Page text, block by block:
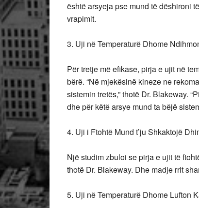
është arsyeja pse mund të dëshironi
vrapimit.
3. Uji në Temperaturë Dhome
Për tretje më efikase, pirja e ujit në
bërë. “Në mjekësinë kineze ne
sistemin tretës,” thotë Dr. Blakeway.
dhe për këtë arsye mund ta bëjë
4. Uji i Ftohtë Mund t’ju Shkaktojë
Një studim zbuloi se pirja e ujit të
thotë Dr. Blakeway. Dhe madje rrit
5. Uji në Temperaturë Dhome Lufton